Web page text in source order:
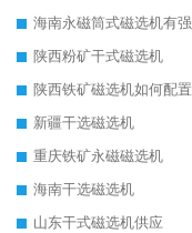
陕西粉矿干式磁选机
陕西铁矿磁选机如何配置
新疆干选磁选机
重庆铁矿永磁磁选机
海南干选磁选机
山东干式磁选机供应